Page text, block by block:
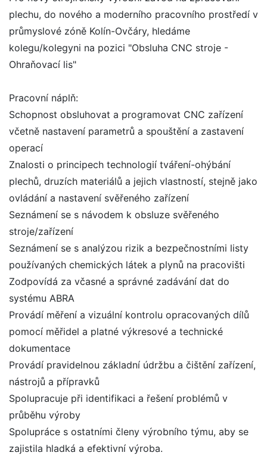
plechu, do nového a moderního pracovního prostředí v
průmyslové zóně Kolín-Ovčáry, hledáme
kolegu/kolegyni na pozici "Obsluha CNC stroje -
Ohraňovací lis"
Pracovní náplň:
Schopnost obsluhovat a programovat CNC zařízení
včetně nastavení parametrů a spouštění a zastavení
operací
Znalosti o principech technologií tváření-ohýbání
plechů, druzích materiálů a jejich vlastností, stejně jako
ovládání a nastavení svěřeného zařízení
Seznámení se s návodem k obsluze svěřeného
stroje/zařízení
Seznámení se s analýzou rizik a bezpečnostními listy
používaných chemických látek a plynů na pracovišti
Zodpovídá za včasné a správné zadávání dat do
systému ABRA
Provádí měření a vizuální kontrolu opracovaných dílů
pomocí měřidel a platné výkresové a technické
dokumentace
Provádí pravidelnou základní údržbu a čištění zařízení,
nástrojů a přípravků
Spolupracuje při identifikaci a řešení problémů v
průběhu výroby
Spolupráce s ostatními členy výrobního týmu, aby se
zajistila hladká a efektivní výroba.